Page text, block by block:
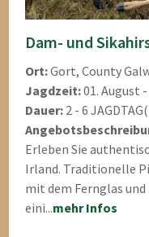
Dam- und
Ort:Gort, County
Jagdzeit:01. August
Dauer: 2 - 6
Erleben Sie
Irland. Traditionelle
mit dem Fernglas
eini...mehr Infos